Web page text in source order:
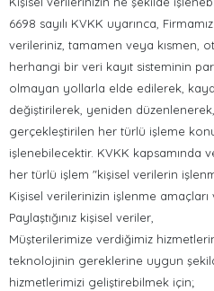
6698 sayılı KVKK uyarınca,
verileriniz, tamamen veya kısmen,
herhangi bir veri kayıt sisteminin
olmayan yollarla elde edilerek,
değiştirilerek, yeniden
gerçekleştirilen her türlü işleme
işlenebilecektir. KVKK kapsamında
her türlü işlem "kişisel verilerin
Kişisel verilerinizin işlenme
Paylaştığınız kişisel veriler,
Müşterilerimize verdiğimiz
teknolojinin gereklerine uygun
hizmetlerimizi geliştirebilmek için;